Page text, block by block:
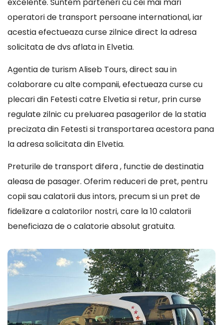
operatori de transport persoane international, iar
acestia efectueaza curse zilnice direct la adresa
solicitata de dvs aflata in Elvetia.
Agentia de turism Aliseb Tours, direct sau in
colaborare cu alte companii, efectueaza curse cu
plecari din Fetesti catre Elvetia si retur, prin curse
regulate zilnic cu preluarea pasagerilor de la statia
precizata din Fetesti si transportarea acestora pana
la adresa solicitata din Elvetia.
Preturile de transport difera , functie de destinatia
aleasa de pasager. Oferim reduceri de pret, pentru
copii sau calatorii dus intors, precum si un pret de
fidelizare a calatorilor nostri, care la 10 calatorii
beneficiaza de o calatorie absolut gratuita.